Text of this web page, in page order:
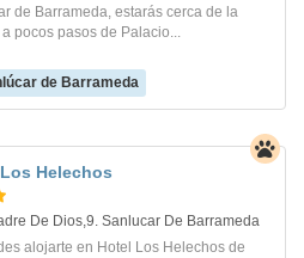
de Barrameda, estarás cerca de la
pocos pasos de Palacio...
de Barrameda
Helechos
De Dios,9. Sanlucar De Barrameda
alojarte en Hotel Los Helechos de